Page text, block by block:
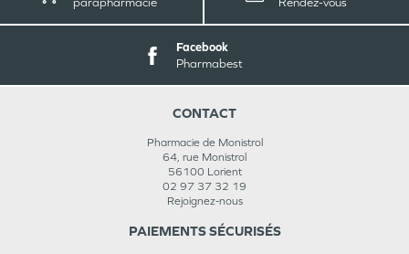
Facebook
Pharmabest
CONTACT
Pharmacie de Monistrol
64, rue Monistrol
56100 Lorient
02 97 37 32 19
Rejoignez-nous
PAIEMENTS SÉCURISÉS